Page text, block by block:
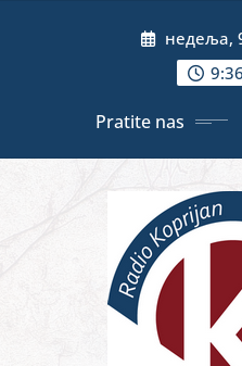
недеља,
Pratite nas